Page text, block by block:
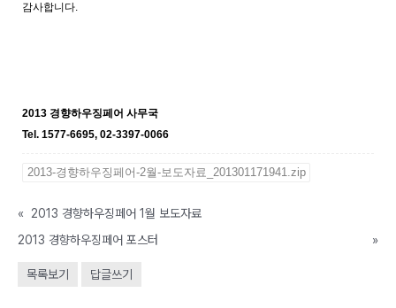
감사합니다.
2013 경향하우징페어 사무국
Tel. 1577-6695, 02-3397-0066
2013-경향하우징페어-2월-보도자료_201301171941.zip
«
2013 경향하우징페어 1월 보도자료
2013 경향하우징페어 포스터
»
목록보기 답글쓰기